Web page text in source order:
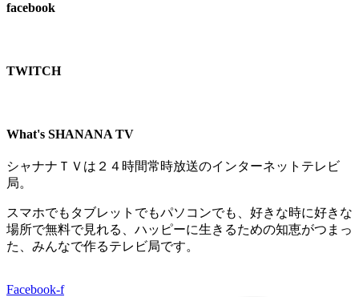
facebook
TWITCH​
What's SHANANA TV
シャナナＴＶは２４時間常時放送のインターネットテレビ
局。
スマホでもタブレットでもパソコンでも、好きな時に好きな
場所で無料で見れる、 ハッピーに生きるための知恵がつまっ
た、みんなで作るテレビ局です。
Facebook-f